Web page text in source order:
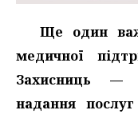
Ще один
медичної
Захисниць —
надання